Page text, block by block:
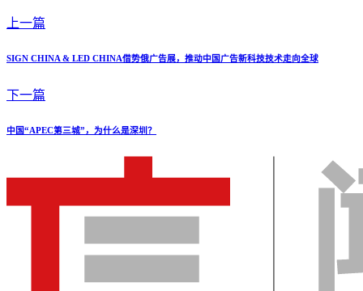
上一篇
SIGN CHINA & LED CHINA借势俄广告展，推动中国广告新科技技术走向全球
下一篇
中国“APEC第三城”，为什么是深圳？